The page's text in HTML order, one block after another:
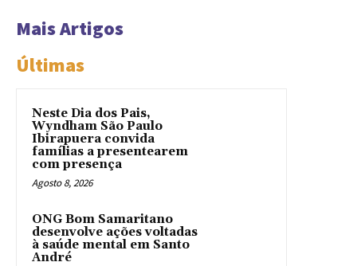
Mais Artigos
Últimas
Neste Dia dos Pais,
Wyndham São Paulo
Ibirapuera convida
famílias a presentearem
com presença
Agosto 8, 2026
ONG Bom Samaritano
desenvolve ações voltadas
à saúde mental em Santo
André